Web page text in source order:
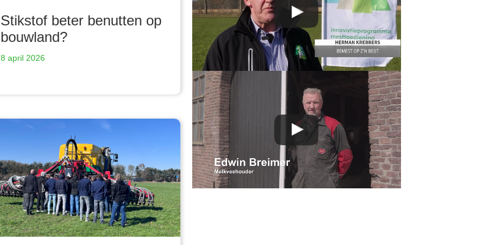
Stikstof beter benutten op
bouwland?
8 april 2026